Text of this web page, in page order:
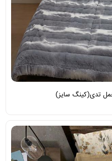
تدی(کینگ سایز)